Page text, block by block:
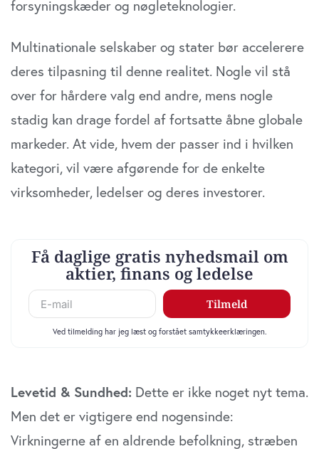
sociale medier, annonceringspartnere og
data med andre oplysninger, du har givet dem, eller som
de har indsamlet fra din brug af deres tjenester. Du
samtykker til vores cookies, hvis du fortsætter med at
anvende vores hjemmeside.
forsyningskæder og nøgleteknologier.
Multinationale selskaber og stater bør accelerere
deres tilpasning til denne realitet. Nogle vil stå
over for hårdere valg end andre, mens nogle
stadig kan drage fordel af fortsatte åbne globale
markeder. At vide, hvem der passer ind i hvilken
kategori, vil være afgørende for de enkelte
virksomheder, ledelser og deres investorer.
Levetid & Sundhed: Dette er ikke noget nyt tema.
Men det er vigtigere end nogensinde:
Virkningerne af en aldrende befolkning, stræben